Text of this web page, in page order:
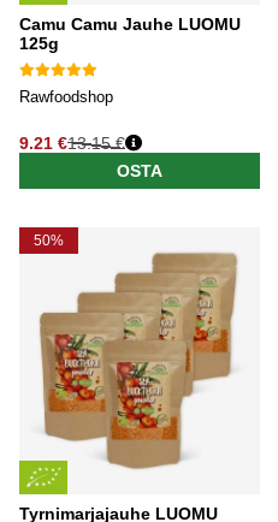
Camu Camu Jauhe LUOMU
125g
Rawfoodshop
9.21 €
Normaali hinta
13.15 €
OSTA
50%
Tyrnimarjajauhe LUOMU